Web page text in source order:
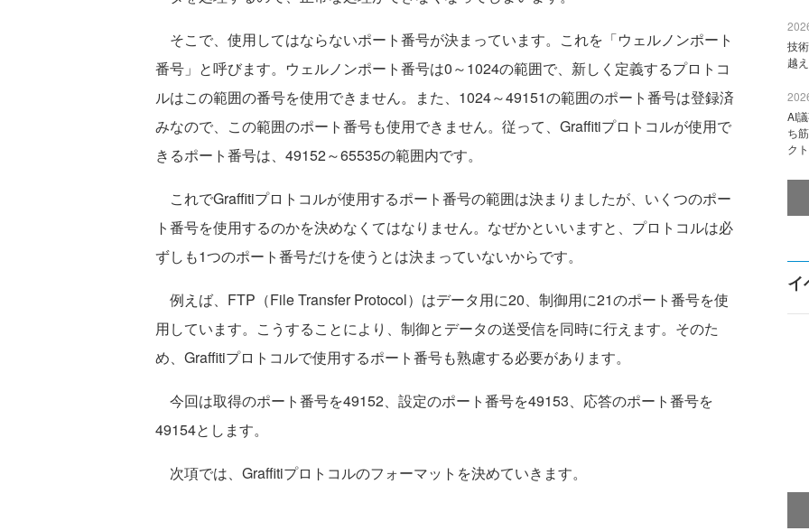
そこで、使用してはならないポート番号が決まっています。これを「ウェルノンポート
番号」と呼びます。ウェルノンポート番号は0～1024の範囲で、新しく定義するプロトコ
ルはこの範囲の番号を使用できません。また、1024～49151の範囲のポート番号は登録済
みなので、この範囲のポート番号も使用できません。従って、Graffitiプロトコルが使用で
きるポート番号は、49152～65535の範囲内です。
これでGraffitiプロトコルが使用するポート番号の範囲は決まりましたが、いくつのポー
ト番号を使用するのかを決めなくてはなりません。なぜかといいますと、プロトコルは必
ずしも1つのポート番号だけを使うとは決まっていないからです。
例えば、FTP（File Transfer Protocol）はデータ用に20、制御用に21のポート番号を使
用しています。こうすることにより、制御とデータの送受信を同時に行えます。そのた
め、Graffitiプロトコルで使用するポート番号も熟慮する必要があります。
今回は取得のポート番号を49152、設定のポート番号を49153、応答のポート番号を
49154とします。
次項では、Graffitiプロトコルのフォーマットを決めていきます。
技
越
AI
ち
ク
イ